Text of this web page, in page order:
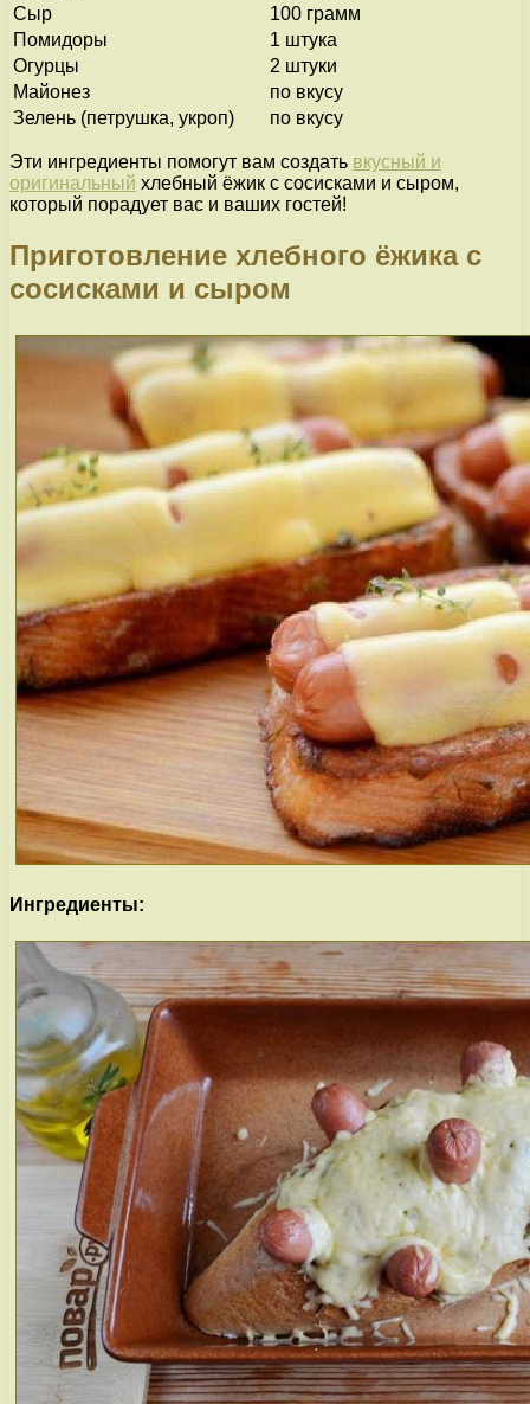
Сыр
100 грамм
Помидоры
1 штука
Огурцы
2 штуки
Майонез
по вкусу
Зелень (петрушка, укроп)
по вкусу
Эти ингредиенты помогут вам создать вкусный и
оригинальный хлебный ёжик с сосисками и сыром,
который порадует вас и ваших гостей!
Приготовление хлебного ёжика с
сосисками и сыром
Ингредиенты: